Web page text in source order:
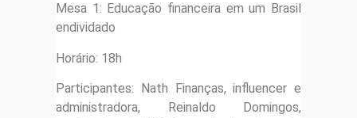
Mesa 1: Educação financeira em um Brasil
endividado
Horário: 18h
Participantes: Nath Finanças, influencer e
administradora, Reinaldo Domingos,